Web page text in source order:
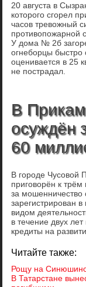
20 августа в
которого сгорел
часов тревожный
противопожарной
У дома № 2б
огнеборцы быстро
оценивается в 25
не пострадал.
В
осуждён
60
В городе Чусовой
приговорён к
за мошенничество
зарегистрирован
видом
в течение двух
кредиты на
Читайте также:
Рощу на
В Татарстане